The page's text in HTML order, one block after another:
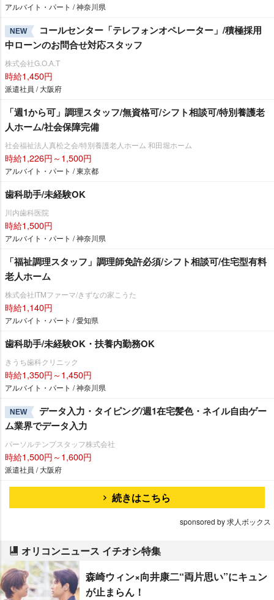
アルバイト・パート / 神奈川県
NEW
コールセンター「テレフォンオペレーター」/積極採用
中ローンのお問合せ対応スタッフ
株式会社G.O.A.T
時給1,450円
派遣社員 / 大阪府
「週1から可」調理スタッフ/無資格可/シフト相談可/特別養護老
人ホーム/社会保障完備
社会福祉法人真松之会/特別養護老人ホーム 和田堀ホーム
時給1,226円～1,500円
アルバイト・パート / 東京都
歯科助手/未経験OK
川内歯科医院
時給1,500円
アルバイト・パート / 神奈川県
「福祉調理スタッフ」調理師免許必須/シフト相談可/住宅型有料
老人ホーム
株式会社ITMファーマ/きずなの家こうた
時給1,140円
アルバイト・パート / 愛知県
歯科助手/未経験OK・扶養内勤務OK
きうち歯科クリニック
時給1,350円～1,450円
アルバイト・パート / 神奈川県
NEW
データ入力・タイピング/週1在宅髪色・ネイル自由ゲー
ム業界でデータ入力
パーソルテンプスタッフ株式会社
時給1,500円～1,600円
派遣社員 / 大阪府
続きはこちら
sponsored by 求人ボックス
オリコンニュース イチオシ特集
森崎ウィン×向井康二“両片思い”にキュン
が止まらん！